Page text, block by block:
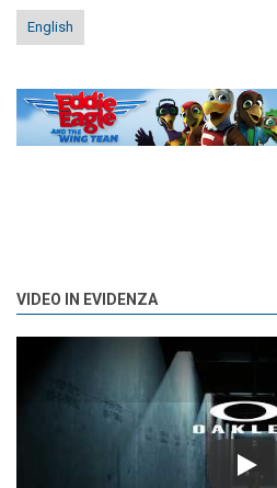
English
VIDEO IN EVIDENZA
Play